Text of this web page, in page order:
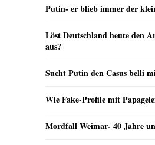
Putin- er blieb immer der
Löst Deutschland heute den
aus?
Sucht Putin den Casus belli
Wie Fake-Profile mit
Mordfall Weimar- 40 Jahre